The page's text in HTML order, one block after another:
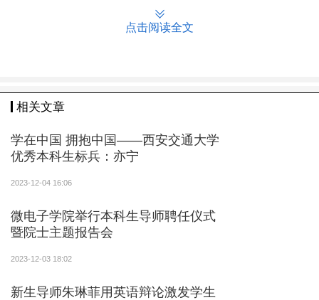
点击阅读全文
相关文章
学在中国 拥抱中国——西安交通大学
优秀本科生标兵：亦宁
2023-12-04 16:06
微电子学院举行本科生导师聘任仪式
暨院士主题报告会
2023-12-03 18:02
新生导师朱琳菲用英语辩论激发学生